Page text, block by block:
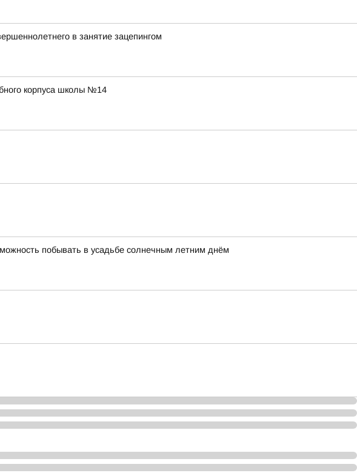
в занятие зацепингом
корпуса школы №14
побывать в усадьбе солнечным летним днём